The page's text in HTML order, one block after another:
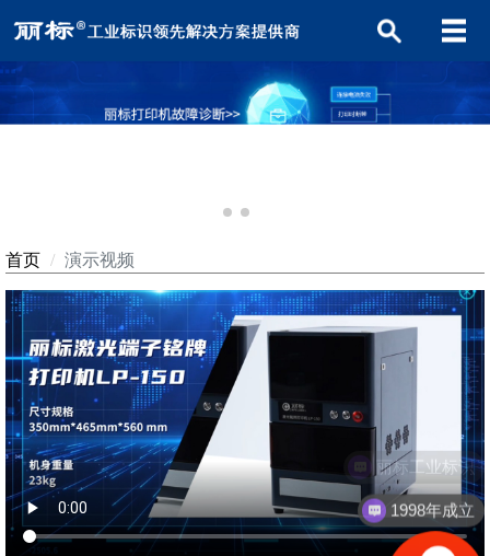
首页 演示视频
丽标工业标识
1998年成立